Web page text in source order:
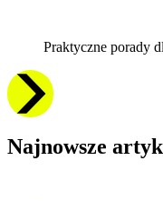
Praktyczne porady
Najnowsze